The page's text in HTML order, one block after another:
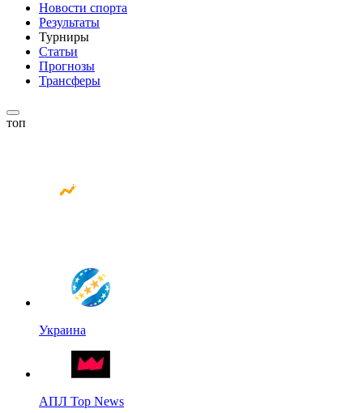
Новости спорта
Результаты
Турниры
Статьи
Прогнозы
Трансферы
топ
Украина
АПЛ Top News